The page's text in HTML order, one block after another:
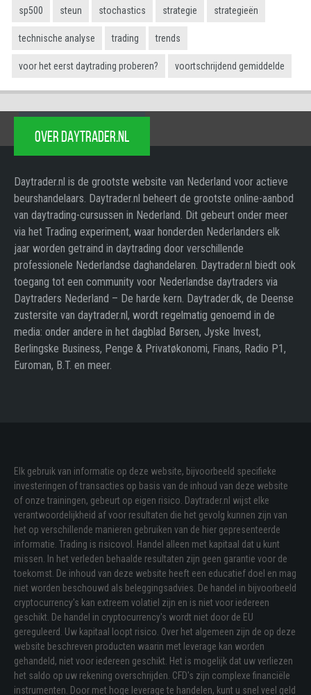
sp500 steun stochastics strategie strategieën
technische analyse trading trends
voor het eerst daytrading proberen? voortschrijdend gemiddelde
OVER DAYTRADER.NL
Daytrader.nl is de grootste website van Nederland voor actieve
beurshandelaars. Daytrader.nl beheert de grootste online-aanbod
van daytrading-cursussen in Nederland. Dit gebeurt onder meer
via het Trading experiment, waar honderden Nederlanders elk
jaar worden getraind in daytrading door verschillende
professionele Nederlandse daghandelaren. Daytrader.nl biedt ook
toegang tot een community voor Nederlandse daytraders via
Daytraders Nederland – De harde kern. Daytrader.dk, de Deense
zustersite van daytrader.nl, wordt regelmatig genoemd in de
media: onder andere in het dagblad Børsen, Jyske Invest,
Berlingske Business, Penge & Privatøkonomi, Finans, Radio P1,
Euroman, B.T. en meer.
Elk gebruik van informatie op deze website, bijvoorbeeld specifieke
investeringen of transacties op basis van de inhoud van deze website
of onze trainingen, gebeurt op eigen risico. Daytrader.nl wijst elke
verantwoordelijkheid af voor resultaten die het gevolg kunnen zijn van
het op verschillende manieren gebruiken van de hier gepresenteerde
informatie. Trading is risicovol. Handel alleen met kapitaal dat u kunt
missen. In het verleden behaalde resultaten zijn geen garantie voor de
toekomst. De inhoud van deze website heeft een educatief doel en mag
niet worden beschouwd als beleggingsadvies. De handel in bijvoorbeeld
cryptocurrency's kan extreem volatiel zijn en is niet voor iedereen
geschikt. De handel in cryptocurrency's wordt niet door de EU
gereguleerd. Uw kapitaal loopt risico. Over het algemeen zijn de op deze
website beschreven producten waarin met leverage kan worden
gehandeld, niet voor iedereen geschikt. Het is mogelijk dat uw verliezen
het saldo op uw rekening overschrijden. CFD's zijn complexe financiële
instrumenten. Door met hoge leverage te handelen, kunt u snel veel geld